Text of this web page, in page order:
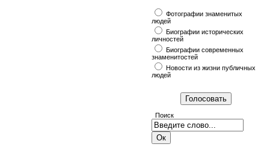
Фотографии знаменитых
людей
Биографии исторических
личностей
Биографии современных
знаменитостей
Новости из жизни публичных
людей
Поиск